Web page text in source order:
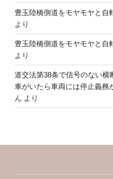
豊玉陸橋側道をモヤモヤと自
より
豊玉陸橋側道をモヤモヤと自
より
道交法第38条で信号のない
車がいたら車両には停止義務
ん より